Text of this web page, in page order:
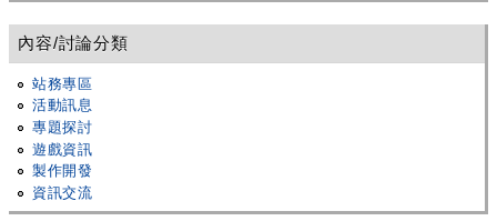
內容/討論分類
站務專區
活動訊息
專題探討
遊戲資訊
製作開發
資訊交流